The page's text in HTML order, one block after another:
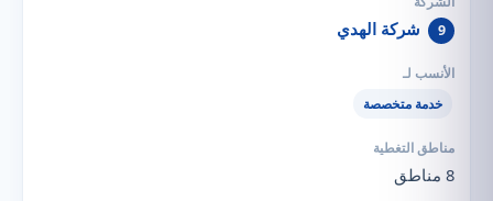
9 شركة الهدي
خدمة متخصصة
8 مناطق